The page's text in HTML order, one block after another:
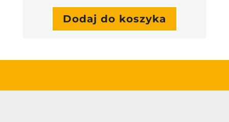
Dodaj do koszyka